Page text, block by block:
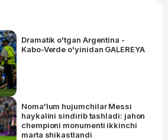
Dramatik o'tgan Argentina -
Kabo-Verde o'yinidan GALEREYA
Noma'lum hujumchilar Messi
haykalini sindirib tashladi: jahon
chempioni monumenti ikkinchi
marta shikastlandi